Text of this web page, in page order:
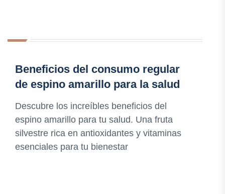
Beneficios del consumo regular
de espino amarillo para la salud
Descubre los increíbles beneficios del
espino amarillo para tu salud. Una fruta
silvestre rica en antioxidantes y vitaminas
esenciales para tu bienestar